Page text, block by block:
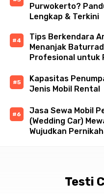
Purwokerto?
Lengkap & Terkini
Tips Berkendara
Menanjak
Profesional untuk
Kapasitas
Jenis Mobil Rental
Jasa Sewa Mobil
(Wedding Car)
Wujudkan
Testi